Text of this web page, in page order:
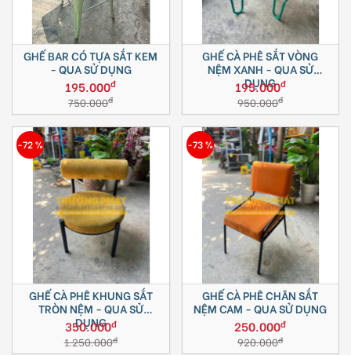
GHẾ BAR CÓ TỰA SẮT KEM
- QUA SỬ DỤNG
195.000đ
750.000đ
GHẾ CÀ PHÊ SẮT VÒNG
NỆM XANH - QUA SỬ
DỤNG
195.000đ
950.000đ
-72 %
GHẾ CÀ PHÊ KHUNG SẮT
TRÒN NỆM - QUA SỬ
DỤNG
350.000đ
1.250.000đ
-73 %
GHẾ CÀ PHÊ CHÂN SẮT
NỆM CAM - QUA SỬ DỤNG
250.000đ
920.000đ